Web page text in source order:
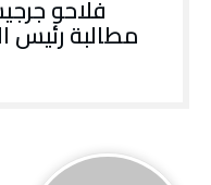
فلاحو
مطالبة رئيس